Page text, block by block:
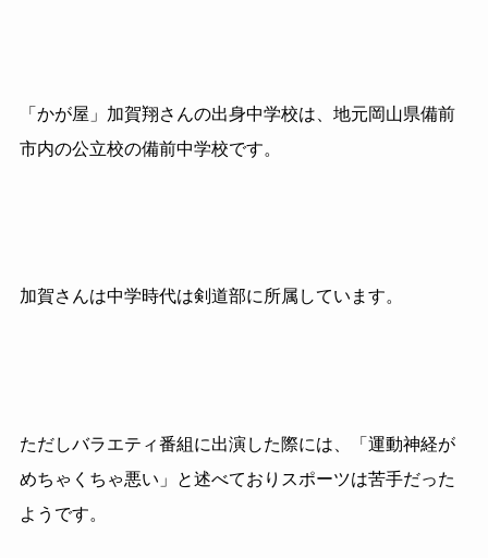
「かが屋」加賀翔さんの出身中学校は、地元岡山県備前
市内の公立校の備前中学校です。
加賀さんは中学時代は剣道部に所属しています。
ただしバラエティ番組に出演した際には、「運動神経が
めちゃくちゃ悪い」と述べておりスポーツは苦手だった
ようです。